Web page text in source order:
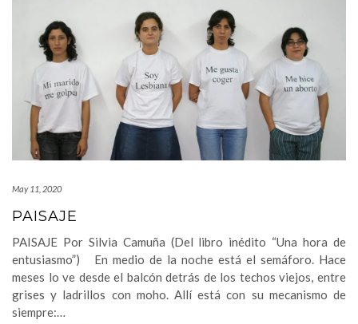
May 11, 2020
PAISAJE
PAISAJE Por Silvia Camuña (Del libro inédito “Una hora de
entusiasmo”) En medio de la noche está el semáforo. Hace
meses lo ve desde el balcón detrás de los techos viejos, entre
grises y ladrillos con moho. Allí está con su mecanismo de
siempre:…